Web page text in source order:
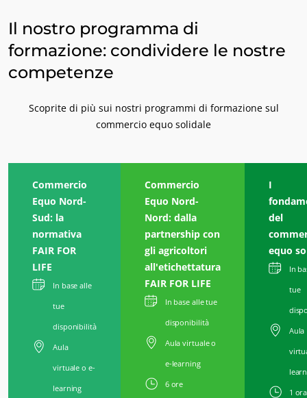
Il nostro programma di
formazione: condividere le nostre
competenze
Scoprite di più sui nostri programmi di formazione sul
commercio equo solidale
Commercio
Equo Nord-
Sud: la
normativa
FAIR FOR
LIFE
In base alle
tue
disponibilità
Aula
virtuale o e-
learning
Commercio
Equo Nord-
Nord: dalla
partnership con
gli agricoltori
all'etichettatura
FAIR FOR LIFE
In base alle tue
disponibilità
Aula virtuale o
e-learning
6 ore
I
del
equo
In
tue
Aula
1